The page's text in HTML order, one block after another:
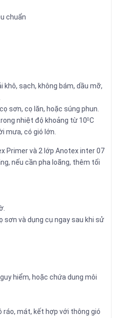
chuẩn
khô, sạch, không bám, dầu mỡ,
sơn, cọ lăn, hoặc súng phun.
nhiệt độ khoảng từ 100C
mưa, có gió lớn.
Primer và 2 lớp Anotex inter 07
nếu cần pha loãng, thêm tối
sơn và dụng cụ ngay sau khi sử
hiểm, hoặc chứa dung môi
ráo, mát, kết hợp với thông gió